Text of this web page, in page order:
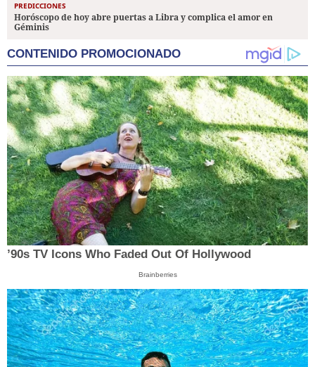
PREDICCIONES
Horóscopo de hoy abre puertas a Libra y complica el amor en
Géminis
CONTENIDO PROMOCIONADO
’90s TV Icons Who Faded Out Of Hollywood
Brainberries